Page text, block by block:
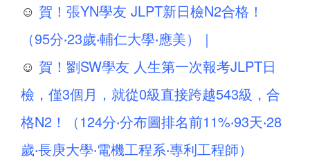
☺ 賀！張YN學友 JLPT新日檢N2合格！
（95分‧23歲‧輔仁大學‧應美）｜
☺ 賀！劉SW學友 人生第一次報考JLPT日
檢，僅3個月，就從0級直接跨越543級，合
格N2！（124分‧分布圖排名前11%‧93天‧28
歲‧長庚大學‧電機工程系‧專利工程師）